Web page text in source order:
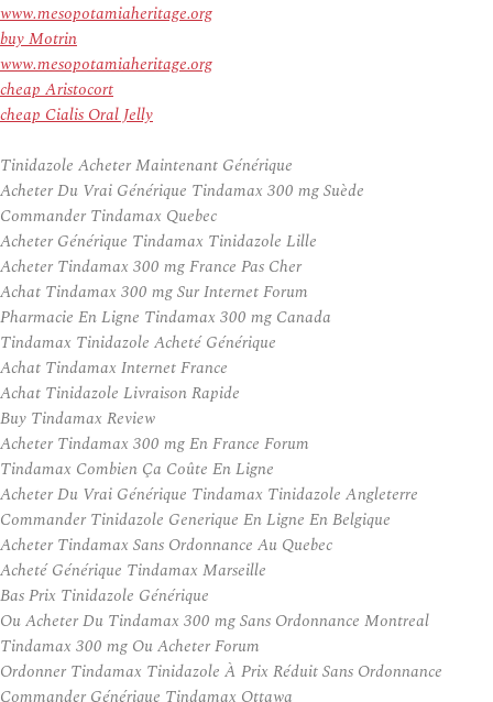
www.mesopotamiaheritage.org
buy Motrin
www.mesopotamiaheritage.org
cheap Aristocort
cheap Cialis Oral Jelly
Tinidazole Acheter Maintenant Générique
Acheter Du Vrai Générique Tindamax 300 mg Suède
Commander Tindamax Quebec
Acheter Générique Tindamax Tinidazole Lille
Acheter Tindamax 300 mg France Pas Cher
Achat Tindamax 300 mg Sur Internet Forum
Pharmacie En Ligne Tindamax 300 mg Canada
Tindamax Tinidazole Acheté Générique
Achat Tindamax Internet France
Achat Tinidazole Livraison Rapide
Buy Tindamax Review
Acheter Tindamax 300 mg En France Forum
Tindamax Combien Ça Coûte En Ligne
Acheter Du Vrai Générique Tindamax Tinidazole Angleterre
Commander Tinidazole Generique En Ligne En Belgique
Acheter Tindamax Sans Ordonnance Au Quebec
Acheté Générique Tindamax Marseille
Bas Prix Tinidazole Générique
Ou Acheter Du Tindamax 300 mg Sans Ordonnance Montreal
Tindamax 300 mg Ou Acheter Forum
Ordonner Tindamax Tinidazole À Prix Réduit Sans Ordonnance